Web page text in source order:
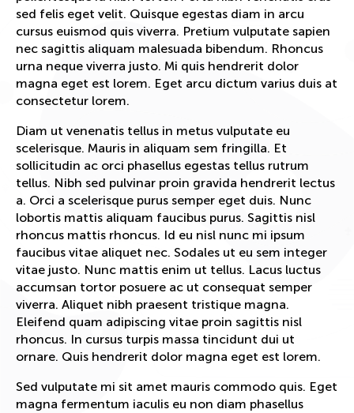
sed felis eget velit. Quisque egestas diam in arcu
cursus euismod quis viverra. Pretium vulputate sapien
nec sagittis aliquam malesuada bibendum. Rhoncus
urna neque viverra justo. Mi quis hendrerit dolor
magna eget est lorem. Eget arcu dictum varius duis at
consectetur lorem.
Diam ut venenatis tellus in metus vulputate eu
scelerisque. Mauris in aliquam sem fringilla. Et
sollicitudin ac orci phasellus egestas tellus rutrum
tellus. Nibh sed pulvinar proin gravida hendrerit lectus
a. Orci a scelerisque purus semper eget duis. Nunc
lobortis mattis aliquam faucibus purus. Sagittis nisl
rhoncus mattis rhoncus. Id eu nisl nunc mi ipsum
faucibus vitae aliquet nec. Sodales ut eu sem integer
vitae justo. Nunc mattis enim ut tellus. Lacus luctus
accumsan tortor posuere ac ut consequat semper
viverra. Aliquet nibh praesent tristique magna.
Eleifend quam adipiscing vitae proin sagittis nisl
rhoncus. In cursus turpis massa tincidunt dui ut
ornare. Quis hendrerit dolor magna eget est lorem.
Sed vulputate mi sit amet mauris commodo quis. Eget
magna fermentum iaculis eu non diam phasellus